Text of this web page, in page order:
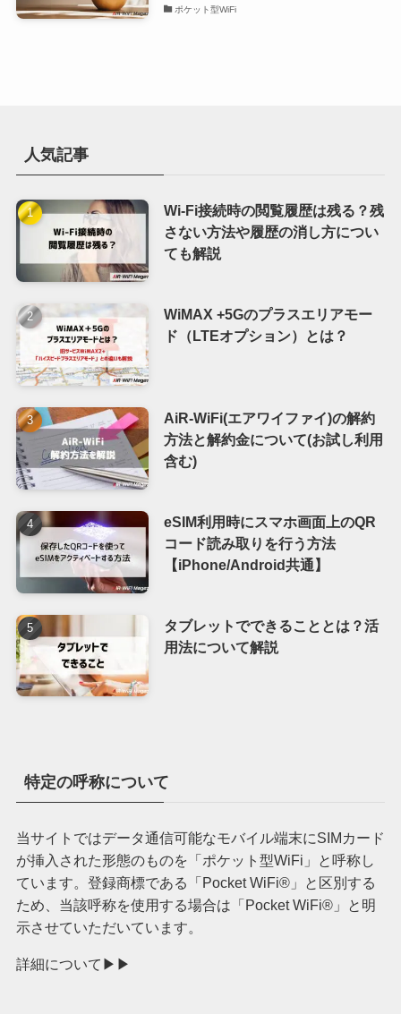
ポケット型WiFi
人気記事
Wi-Fi接続時の閲覧履歴は残る？残
さない方法や履歴の消し方につい
ても解説
WiMAX +5Gのプラスエリアモー
ド（LTEオプション）とは？
AiR-WiFi(エアワイファイ)の解約
方法と解約金について(お試し利用
含む)
eSIM利用時にスマホ画面上のQR
コード読み取りを行う方法
【iPhone/Android共通】
タブレットでできることとは？活
用法について解説
特定の呼称について
当サイトではデータ通信可能なモバイル端末にSIMカード
が挿入された形態のものを「ポケット型WiFi」と呼称し
ています。登録商標である「Pocket WiFi®︎」と区別する
ため、当該呼称を使用する場合は「Pocket WiFi®︎」と明
示させていただいています。
詳細について▶︎▶︎